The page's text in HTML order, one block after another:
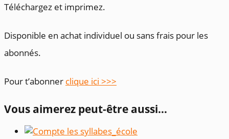
Téléchargez et imprimez.
Disponible en achat individuel ou sans frais pour les
abonnés.
Pour t’abonner clique ici >>>
Vous aimerez peut-être aussi…